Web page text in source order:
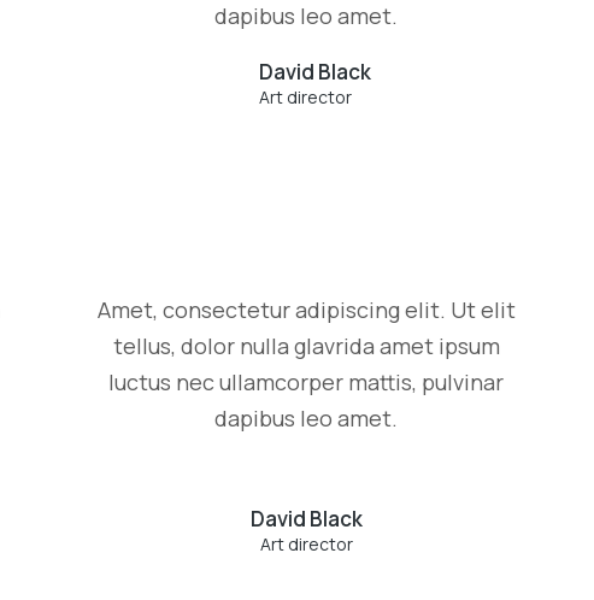
dapibus leo amet.
David Black
Art director
Amet, consectetur adipiscing elit. Ut elit
tellus, dolor nulla glavrida amet ipsum
luctus nec ullamcorper mattis, pulvinar
dapibus leo amet.
David Black
Art director